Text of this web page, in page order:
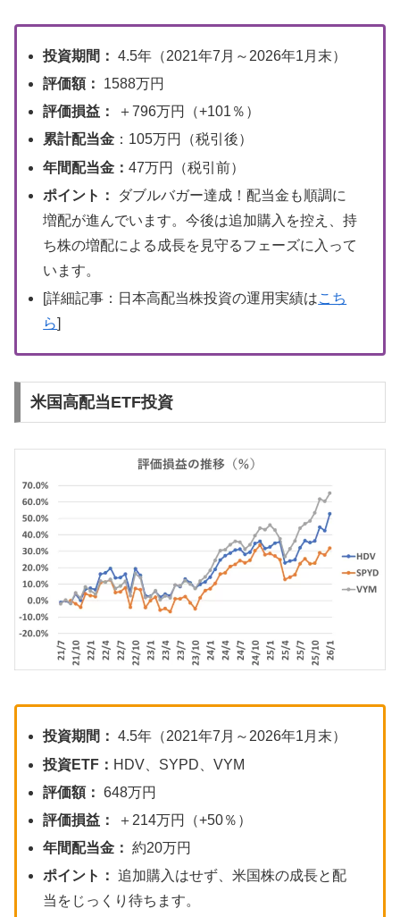
投資期間： 4.5年（2021年7月～2026年1月末）
評価額：
1588万円
評価損益：
＋796万円（+101％）
累計配当金 ：105万円（税引後）
年間配当金：47万円（税引前）
ポイント：
ダブルバガー達成！配当金も順調に
増配が進んでいます。今後は追加購入を控え、持
ち株の増配による成長を見守るフェーズに入って
います。
[詳細記事：日本高配当株投資の運用実績はこち
ら]
米国高配当ETF投資
投資期間： 4.5年（2021年7月～2026年1月末）
投資ETF： HDV、SYPD、VYM
評価額： 648万円
評価損益：
＋214万円（+50％）
年間配当金： 約20万円
ポイント： 追加購入はせず、米国株の成長と配
当をじっくり待ちます。